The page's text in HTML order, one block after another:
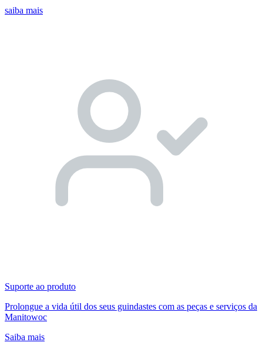
saiba mais
Suporte ao produto
Prolongue a vida útil dos seus guindastes com as peças e serviços da
Manitowoc
Saiba mais